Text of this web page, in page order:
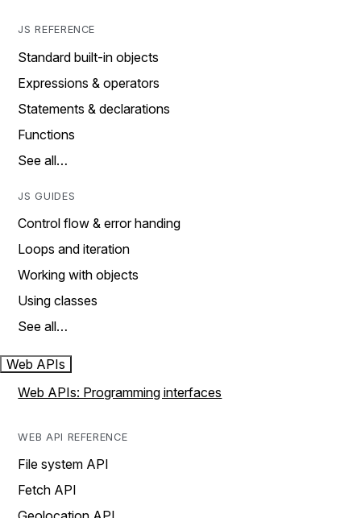
JS REFERENCE
Standard built-in objects
Expressions & operators
Statements & declarations
Functions
See all…
JS GUIDES
Control flow & error handing
Loops and iteration
Working with objects
Using classes
See all…
Web APIs
Web APIs: Programming interfaces
WEB API REFERENCE
File system API
Fetch API